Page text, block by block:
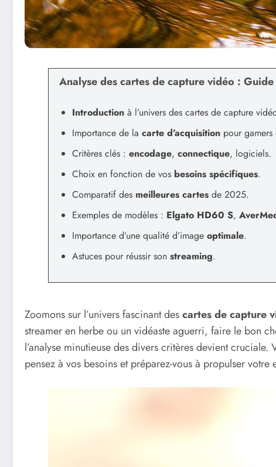
Analyse des cartes de capture vidéo :
Introduction à l’univers des cartes de capture
Importance de la carte d’acquisition pour gamers
Critères clés : encodage, connectique, logiciels.
Choix en fonction de vos besoins spécifiques.
Comparatif des meilleures cartes de 2025.
Exemples de modèles : Elgato HD60 S,
Importance d’une qualité d’image optimale.
Astuces pour réussir son streaming.
Zoomons sur l’univers fascinant descartes de capture
streamer en herbe ou un vidéaste aguerri, faire le bon
l’analyse minutieuse des divers critères devient
pensez à vos besoins et préparez-vous à propulser